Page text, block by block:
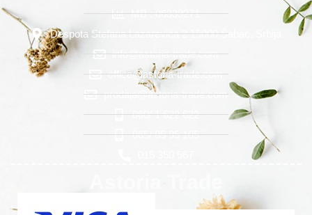
MB : 06339271
Despota Stefana Lazarevića 2 15000 Šabac, Srbija
info@astoria-trade.com
office@astoria-trade.com
prodaja@astoria-trade.com
060/ 1 622 622
065/ 85 95 105